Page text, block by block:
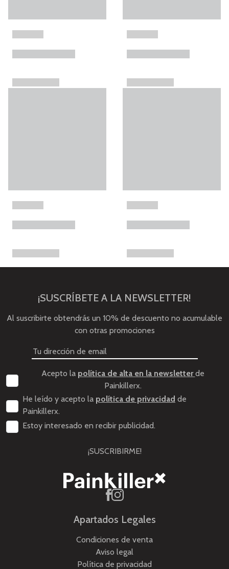
¡SUSCRÍBETE A LA NEWSLETTER!
Al suscribirte obtendrás un 10% de descuento no acumulable
con otras promociones
Acepto la política de alta en la newsletterde
Painkillerx.
He leído y acepto la política de privacidad de
Painkillerx.
Estoy interesado en recibir publicidad.
¡SUSCRIBIRME!
Apartados Legales
Condiciones de venta
Aviso legal
Política de privacidad